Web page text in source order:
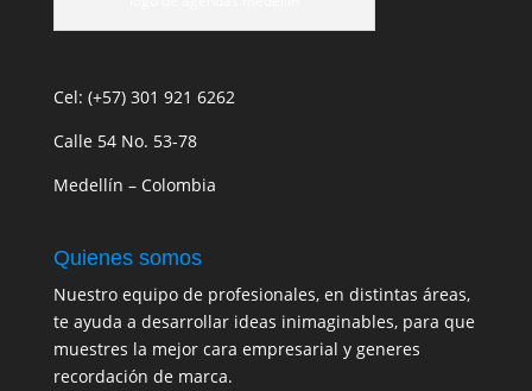
Cel: (+57) 301 921 6262
Calle 54 No. 53-78
Medellín – Colombia
Quienes somos
Nuestro equipo de profesionales, en distintas áreas,
te ayuda a desarrollar ideas inimaginables, para que
muestres la mejor cara empresarial y generes
recordación de marca.